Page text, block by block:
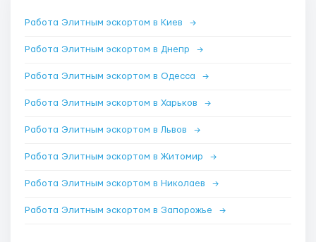
Работа Элитным эскортом в Киев →
Работа Элитным эскортом в Днепр →
Работа Элитным эскортом в Одесса →
Работа Элитным эскортом в Харьков →
Работа Элитным эскортом в Львов →
Работа Элитным эскортом в Житомир →
Работа Элитным эскортом в Николаев →
Работа Элитным эскортом в Запорожье →